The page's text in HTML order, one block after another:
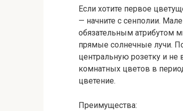
Если хотите первое
— начните с сенполии.
обязательным атрибутом
прямые солнечные лучи.
центральную розетку и
комнатных цветов в
цветение.
Преимущества: